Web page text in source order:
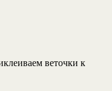
веточки к